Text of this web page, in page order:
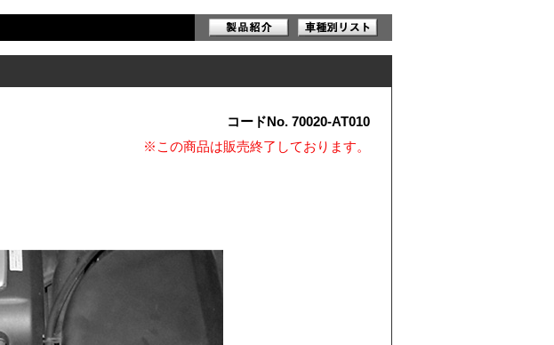
コードNo. 70020-AT010
※この商品は販売終了しております。